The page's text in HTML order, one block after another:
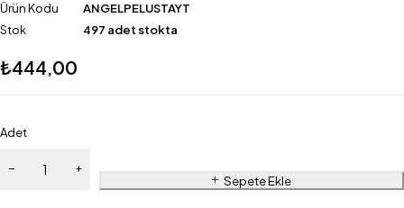
Ürün Kodu
ANGELPELUSTAYT
Stok
497 adet stokta
₺444,00
Adet
Sepete Ekle